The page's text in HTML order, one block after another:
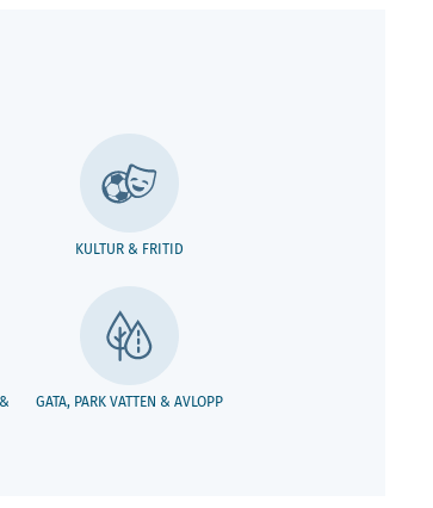
KULTUR & FRITID
GATA, PARK VATTEN & AVLOPP